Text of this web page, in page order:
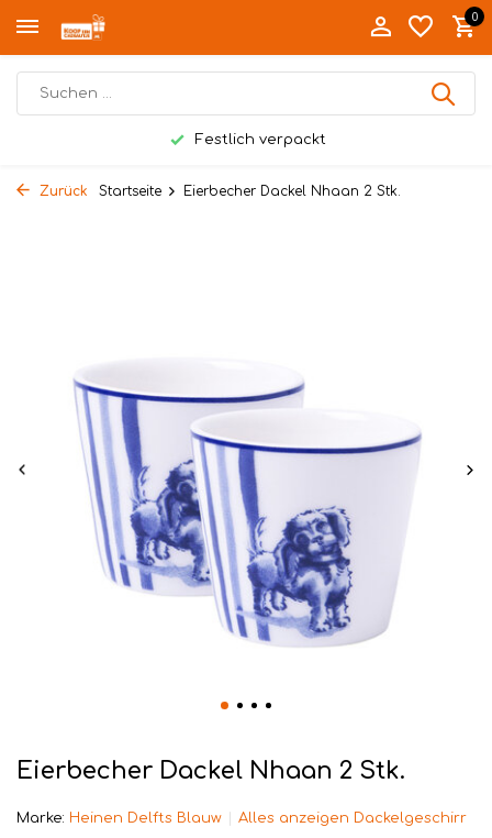
0
Festlich verpackt
Zurück Startseite Eierbecher Dackel Nhaan 2 Stk.
Eierbecher Dackel Nhaan 2 Stk.
Marke: Heinen Delfts Blauw Alles anzeigen Dackelgeschirr